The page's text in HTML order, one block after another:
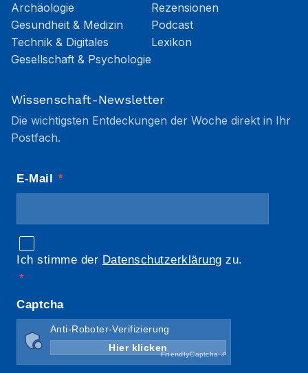
Archäologie
Gesundheit & Medizin
Technik & Digitales
Gesellschaft & Psychologie
Rezensionen
Podcast
Lexikon
Wissenschaft-Newsletter
Die wichtigsten Entdeckungen der Woche direkt in Ihr
Postfach.